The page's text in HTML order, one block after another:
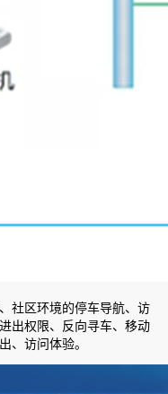
社区环境的停车导航、访
出权限、反向寻车、移动
、访问体验。